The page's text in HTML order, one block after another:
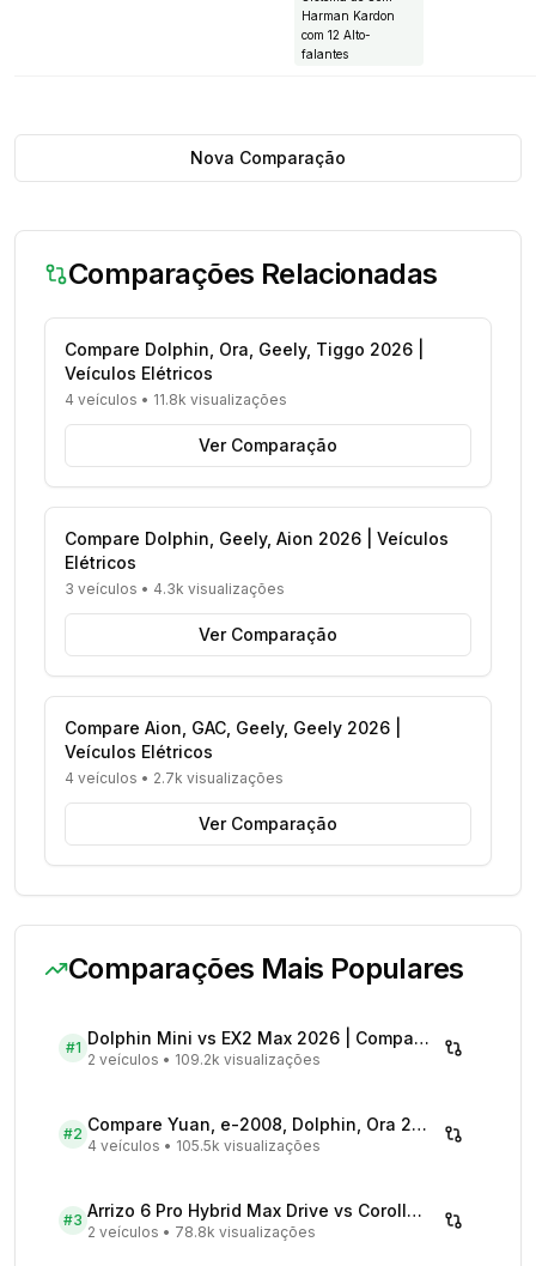
Harman Kardon
com 12 Alto-
falantes
Nova Comparação
Comparações Relacionadas
Compare Dolphin, Ora, Geely, Tiggo 2026 |
Veículos Elétricos
4 veículos • 11.8k visualizações
Ver Comparação
Compare Dolphin, Geely, Aion 2026 | Veículos
Elétricos
3 veículos • 4.3k visualizações
Ver Comparação
Compare Aion, GAC, Geely, Geely 2026 |
Veículos Elétricos
4 veículos • 2.7k visualizações
Ver Comparação
Comparações Mais Populares
#1 Dolphin Mini vs EX2 Max 2026 | Compare Preços
2 veículos • 109.2k visualizações
#2 Compare Yuan, e-2008, Dolphin, Ora 2026 | Veículos Elétricos
4 veículos • 105.5k visualizações
#3 Arrizo 6 Pro Hybrid Max Drive vs Corolla Cross XRX Hybrid - Comparativo Completo
2 veículos • 78.8k visualizações